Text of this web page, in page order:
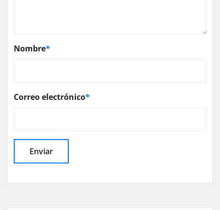
Nombre*
Correo electrónico*